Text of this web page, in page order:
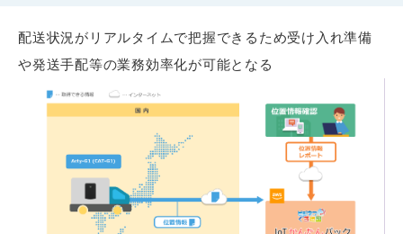
配送状況がリアルタイムで把握できるため受け入れ準備
や発送手配等の業務効率化が可能となる